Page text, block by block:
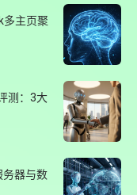
多主页聚
测：3大
器与数